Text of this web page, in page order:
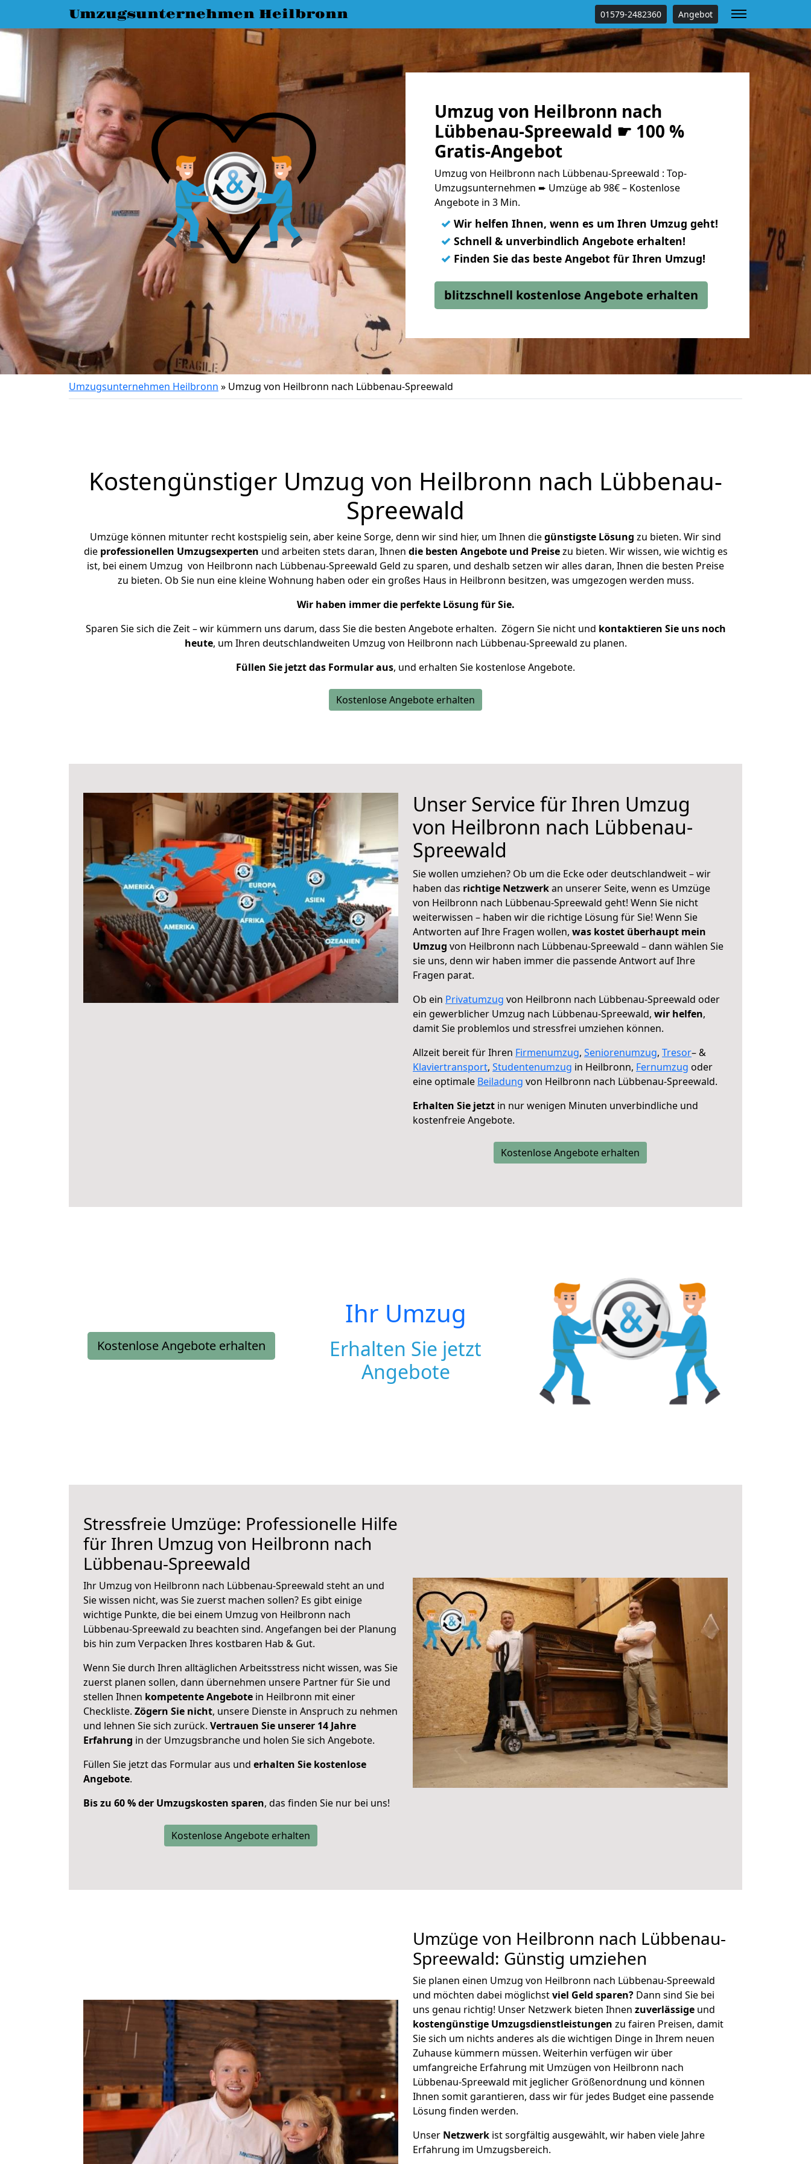
Umzugsunternehmen Heilbronn 01579-2482360 Angebot
Umzug von Heilbronn nach
Lübbenau-Spreewald ☛ 100 %
Gratis-Angebot
Umzug von Heilbronn nach Lübbenau-Spreewald : Top-
Umzugsunternehmen ➨ Umzüge ab 98€ – Kostenlose
Angebote in 3 Min.
✓ Wir helfen Ihnen, wenn es um Ihren Umzug geht!
✓ Schnell & unverbindlich Angebote erhalten!
✓ Finden Sie das beste Angebot für Ihren Umzug!
blitzschnell kostenlose Angebote erhalten
Umzugsunternehmen Heilbronn » Umzug von Heilbronn nach Lübbenau-Spreewald
Kostengünstiger Umzug von Heilbronn nach Lübbenau-
Spreewald
Umzüge können mitunter recht kostspielig sein, aber keine Sorge, denn wir sind hier, um Ihnen diegünstigste Lösung zu bieten. Wir sind
die professionellen Umzugsexperten und arbeiten stets daran, Ihnen die besten Angebote und Preisezu bieten. Wir wissen, wie wichtig es
ist, bei einem Umzug von Heilbronn nach Lübbenau-Spreewald Geld zu sparen, und deshalb setzen wir alles daran, Ihnen die besten Preise
zu bieten. Ob Sie nun eine kleine Wohnung haben oder ein großes Haus in Heilbronn besitzen, was umgezogen werden muss.
Wir haben immer die perfekte Lösung für Sie.
Sparen Sie sich die Zeit – wir kümmern uns darum, dass Sie die besten Angebote erhalten. Zögern Sie nicht und kontaktieren Sie uns noch
heute, um Ihren deutschlandweiten Umzug von Heilbronn nach Lübbenau-Spreewald zu planen.
Füllen Sie jetzt das Formular aus, und erhalten Sie kostenlose Angebote.
Kostenlose Angebote erhalten
Unser Service für Ihren Umzug
von Heilbronn nach Lübbenau-
Spreewald
Sie wollen umziehen? Ob um die Ecke oder deutschlandweit – wir
haben das richtige Netzwerkan unserer Seite, wenn es Umzüge
von Heilbronn nach Lübbenau-Spreewald geht! Wenn Sie nicht
weiterwissen – haben wir die richtige Lösung für Sie! Wenn Sie
Antworten auf Ihre Fragen wollen, was kostet überhaupt mein
Umzug von Heilbronn nach Lübbenau-Spreewald – dann wählen Sie
sie uns, denn wir haben immer die passende Antwort auf Ihre
Fragen parat.
Ob ein Privatumzug von Heilbronn nach Lübbenau-Spreewald oder
ein gewerblicher Umzug nach Lübbenau-Spreewald, wir helfen,
damit Sie problemlos und stressfrei umziehen können.
Allzeit bereit für Ihren Firmenumzug, Seniorenumzug, Tresor– &
Klaviertransport, Studentenumzug in Heilbronn, Fernumzug oder
eine optimale Beiladung von Heilbronn nach Lübbenau-Spreewald.
Erhalten Sie jetzt in nur wenigen Minuten unverbindliche und
kostenfreie Angebote.
Kostenlose Angebote erhalten
Kostenlose Angebote erhalten
Ihr Umzug
Erhalten Sie jetzt
Angebote
Stressfreie Umzüge: Professionelle Hilfe
für Ihren Umzug von Heilbronn nach
Lübbenau-Spreewald
Ihr Umzug von Heilbronn nach Lübbenau-Spreewald steht an und
Sie wissen nicht, was Sie zuerst machen sollen? Es gibt einige
wichtige Punkte, die bei einem Umzug von Heilbronn nach
Lübbenau-Spreewald zu beachten sind. Angefangen bei der Planung
bis hin zum Verpacken Ihres kostbaren Hab & Gut.
Wenn Sie durch Ihren alltäglichen Arbeitsstress nicht wissen, was Sie
zuerst planen sollen, dann übernehmen unsere Partner für Sie und
stellen Ihnen kompetente Angebote in Heilbronn mit einer
Checkliste. Zögern Sie nicht, unsere Dienste in Anspruch zu nehmen
und lehnen Sie sich zurück. Vertrauen Sie unserer 14 Jahre
Erfahrung in der Umzugsbranche und holen Sie sich Angebote.
Füllen Sie jetzt das Formular aus und erhalten Sie kostenlose
Angebote.
Bis zu 60 % der Umzugskosten sparen, das finden Sie nur bei uns!
Kostenlose Angebote erhalten
Umzüge von Heilbronn nach Lübbenau-
Spreewald: Günstig umziehen
Sie planen einen Umzug von Heilbronn nach Lübbenau-Spreewald
und möchten dabei möglichstviel Geld sparen? Dann sind Sie bei
uns genau richtig! Unser Netzwerk bieten Ihnen zuverlässige und
kostengünstige Umzugsdienstleistungen zu fairen Preisen, damit
Sie sich um nichts anderes als die wichtigen Dinge in Ihrem neuen
Zuhause kümmern müssen. Weiterhin verfügen wir über
umfangreiche Erfahrung mit Umzügen von Heilbronn nach
Lübbenau-Spreewald mit jeglicher Größenordnung und können
Ihnen somit garantieren, dass wir für jedes Budget eine passende
Lösung finden werden.
Unser Netzwerk ist sorgfältig ausgewählt, wir haben viele Jahre
Erfahrung im Umzugsbereich.